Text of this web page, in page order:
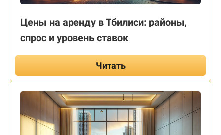
Цены на аренду в Тбилиси: районы,
спрос и уровень ставок
Читать